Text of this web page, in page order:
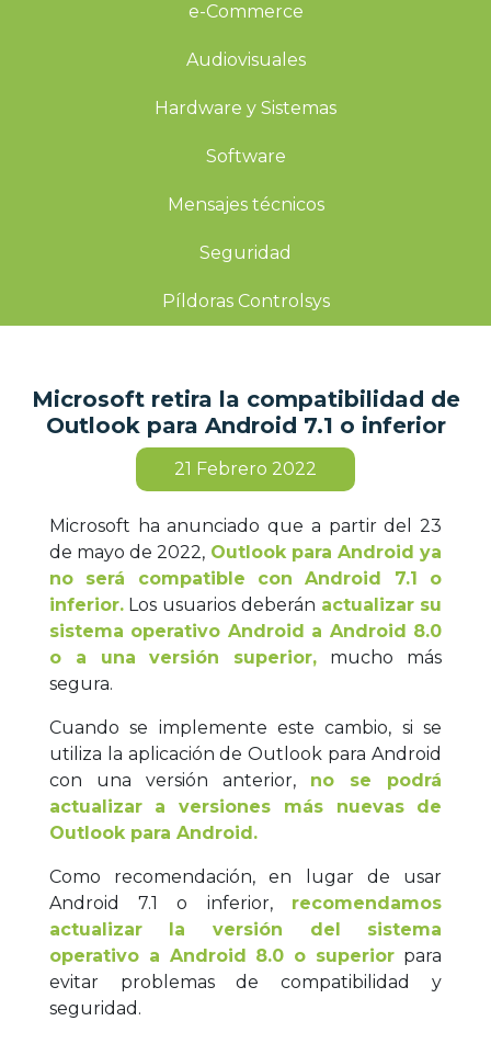
e-Commerce
Audiovisuales
Hardware y Sistemas
Software
Mensajes técnicos
Seguridad
Píldoras Controlsys
Microsoft retira la compatibilidad de
Outlook para Android 7.1 o inferior
21 Febrero 2022
Microsoft ha anunciado que a partir del 23
de mayo de 2022,Outlook para Android ya
no será compatible con Android 7.1 o
inferior.Los usuarios deberán actualizar su
sistema operativo Android a Android 8.0
o a una versión superior, mucho más
segura.
Cuando se implemente este cambio, si se
utiliza la aplicación de Outlook para Android
con una versión anterior, no se podrá
actualizar a versiones más nuevas de
Outlook para Android.
Como recomendación, en lugar de usar
Android 7.1 o inferior, recomendamos
actualizar la versión del sistema
operativo a Android 8.0 o superior para
evitar problemas de compatibilidad y
seguridad.